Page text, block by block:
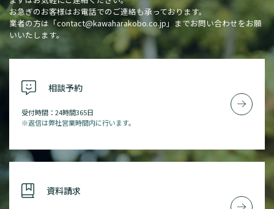
お急ぎのお客様はお電話でのご連絡も承っております。
業者の方は「contact@kawaharakobo.co.jp 」までお問い合わせをお願
いいたします。
相談予約
受付時間：24時間365日
※返信は弊社営業時間内に行います。
資料請求